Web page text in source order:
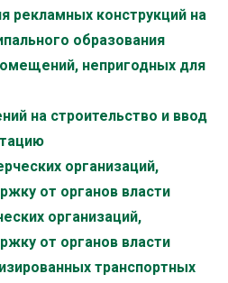
рекламных конструкций на
образования
непригодных для
на строительство и ввод
организаций,
от органов власти
организаций,
от органов власти
транспортных